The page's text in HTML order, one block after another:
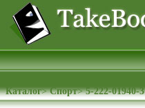
Каталог>Спорт>5-222-01940-3